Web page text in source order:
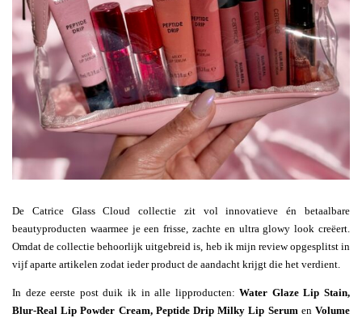
De Catrice Glass Cloud collectie zit vol innovatieve én betaalbare
beautyproducten waarmee je een frisse, zachte en ultra glowy look creëert.
Omdat de collectie behoorlijk uitgebreid is, heb ik mijn review opgesplitst in
vijf aparte artikelen zodat ieder product de aandacht krijgt die het verdient.
In deze eerste post duik ik in alle lipproducten:Water Glaze Lip Stain,
Blur-Real Lip Powder Cream, Peptide Drip Milky Lip Serum enVolume